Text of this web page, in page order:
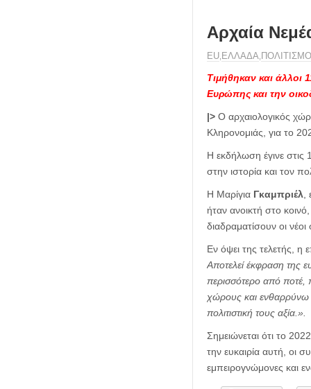
Αρχαία
ΕU, ΕΛΛΑΔΑ
Τιμήθηκαν και άλλοι
Ευρώπης και την
|> Ο αρχαιολογικός
Κληρονομιάς, για το
Η εκδήλωση έγινε στις
στην ιστορία και τον
Η Μαρίγια Γκαμπριέλ,
ήταν ανοικτή στο
διαδραματίσουν οι νέοι
Εν όψει της τελετής, η
Αποτελεί έκφραση της
περισσότερο από ποτέ,
χώρους και ενθαρρύνω
πολιτιστική τους αξία.».
Σημειώνεται ότι το
την ευκαιρία αυτή, οι
εμπειρογνώμονες και